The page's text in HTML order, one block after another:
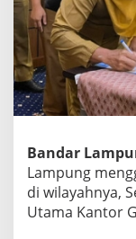
Bandar
Lampung
di wilayahnya,
Utama Kantor